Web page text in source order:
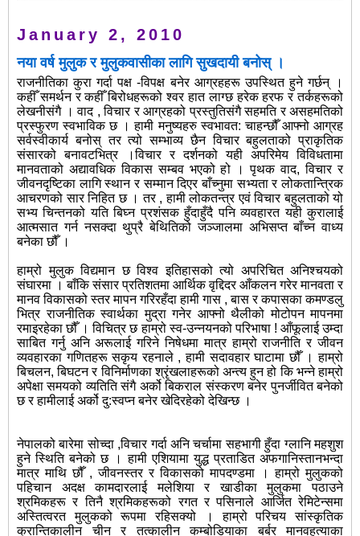
January 2, 2010
नया वर्ष मुलुक र मुलुकवासीका लागि सुखदायी बनोस् ।
राजनीतिका कुरा गर्दा पक्ष -विपक्ष बनेर आग्रहहरू उपस्थित हुने गर्छन् ।
कहीँ समर्थन र कहीँ बिरोधहरूको श्वर हात लाग्छ हरेक हरफ र तर्कहरूको
लेखनीसंगै । वाद , विचार र आग्रहको प्रस्तुतिसंगै सहमति र असहमतिको
प्रस्फुरण स्वभाविक छ । हामी मनुष्यहरु स्वभावत: चाहन्छौँ आफ्नो आग्रह
सर्वस्वीकार्य बनोस् तर त्यो सम्भाव्य छैन विचार बहुलताको प्राकृतिक
संसारको बनावटभित्र ।विचार र दर्शनको यही अपरिमेय विविधतामा
मानवताको अद्यावधिक विकास सम्बव भएको हो । पृथक वाद, विचार र
जीवनदृष्टिका लागि स्थान र सम्मान दिएर बाँच्नुमा सभ्यता र लोकतान्त्रिक
आचरणको सार निहित छ । तर , हामी लोकतन्त्र एवं विचार बहुलताको यो
सभ्य चिन्तनको यति बिघ्न प्रशंसक हुँदाहुँदै पनि व्यवहारत यही कुरालाई
आत्मसात गर्न नसक्दा थुप्रै बेथितिको जञ्जालमा अभिसप्त बाँच्न वाध्य
बनेका छौँ ।
हाम्रो मुलुक विद्यमान छ विश्व इतिहासको त्यो अपरिचित अनिश्चयको
संघारमा । बाँकि संसार प्रतिशतमा आर्थिक वृद्दिदर आँकलन गरेर मानवता र
मानव विकासको स्तर मापन गरिरहँदा हामी गास , बास र कपासका कमण्डलु
भित्र राजनीतिक स्वार्थका मुद्रा गनेर आफ्नो थैलीको मोटोपन मापनमा
रमाइरहेका छौँ । विचित्र छ हाम्रो स्व-उन्नयनको परिभाषा ! आँफूलाई उम्दा
साबित गर्नु अनि अरूलाई गरिने निषेधमा मात्र हाम्रो राजनीति र जीवन
व्यवहारका गणितहरू सकृय रहनाले , हामी सदावहार घाटामा छौँ । हाम्रो
बिचलन, बिघटन र विनिर्माणका श्रृंखलाहरूको अन्त्य हुन हो कि भन्ने हाम्रो
अपेक्षा समयको व्यतिति संगै अर्को बिकराल संस्करण बनेर पुनर्जीवित बनेको
छ र हामीलाई अर्को दु:स्वप्न बनेर खेदिरहेको देखिन्छ ।
नेपालको बारेमा सोच्दा ,विचार गर्दा अनि चर्चामा सहभागी हुँदा ग्लानि महशुश
हुने स्थिति बनेको छ । हामी एशियामा युद्ध प्रताडित अफगानिस्तानभन्दा
मात्र माथि छौँ , जीवनस्तर र विकासको मापदण्डमा । हाम्रो मुलुकको
पहिचान अदक्ष कामदारलाई मलेशिया र खाडीका मुलुकमा पठाउने
श्रमिकहरू र तिनै श्रमिकहरूको रगत र पसिनाले आर्जित रेमिटेन्समा
अस्तित्वरत मुलुकको रूपमा रहिसक्यो । हाम्रो परिचय सांस्कृतिक
क्रान्तिकालीन चीन र तत्कालीन कम्बोडियाका बर्बर मानवहत्याका